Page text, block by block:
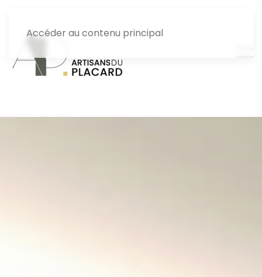
Accéder au contenu principal